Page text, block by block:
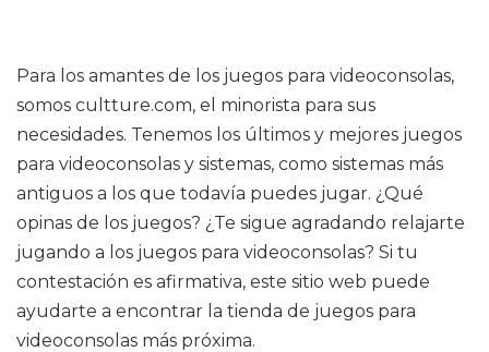
Para los amantes de los juegos para videoconsolas,
somos cultture.com, el minorista para sus
necesidades. Tenemos los últimos y mejores juegos
para videoconsolas y sistemas, como sistemas más
antiguos a los que todavía puedes jugar. ¿Qué
opinas de los juegos? ¿Te sigue agradando relajarte
jugando a los juegos para videoconsolas? Si tu
contestación es afirmativa, este sitio web puede
ayudarte a encontrar la tienda de juegos para
videoconsolas más próxima.